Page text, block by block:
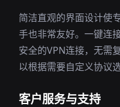
简洁直观的界面设计使
手也非常友好。一键连
安全的VPN连接，无需
以根据需要自定义协议
客户服务与支持